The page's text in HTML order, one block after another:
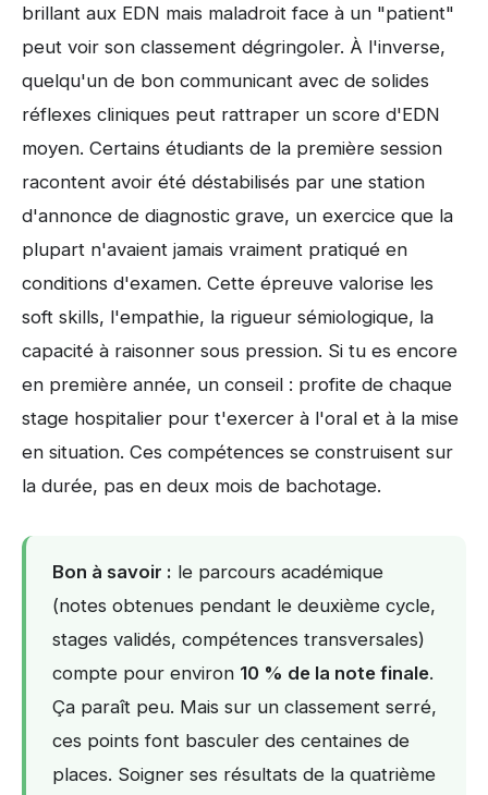
brillant aux EDN mais maladroit face à un "patient"
peut voir son classement dégringoler. À l'inverse,
quelqu'un de bon communicant avec de solides
réflexes cliniques peut rattraper un score d'EDN
moyen. Certains étudiants de la première session
racontent avoir été déstabilisés par une station
d'annonce de diagnostic grave, un exercice que la
plupart n'avaient jamais vraiment pratiqué en
conditions d'examen. Cette épreuve valorise les
soft skills, l'empathie, la rigueur sémiologique, la
capacité à raisonner sous pression. Si tu es encore
en première année, un conseil : profite de chaque
stage hospitalier pour t'exercer à l'oral et à la mise
en situation. Ces compétences se construisent sur
la durée, pas en deux mois de bachotage.
Bon à savoir : le parcours académique
(notes obtenues pendant le deuxième cycle,
stages validés, compétences transversales)
compte pour environ 10 % de la note finale.
Ça paraît peu. Mais sur un classement serré,
ces points font basculer des centaines de
places. Soigner ses résultats de la quatrième